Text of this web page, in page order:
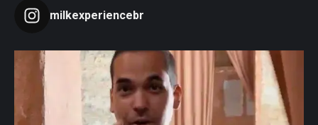
milkexperiencebr